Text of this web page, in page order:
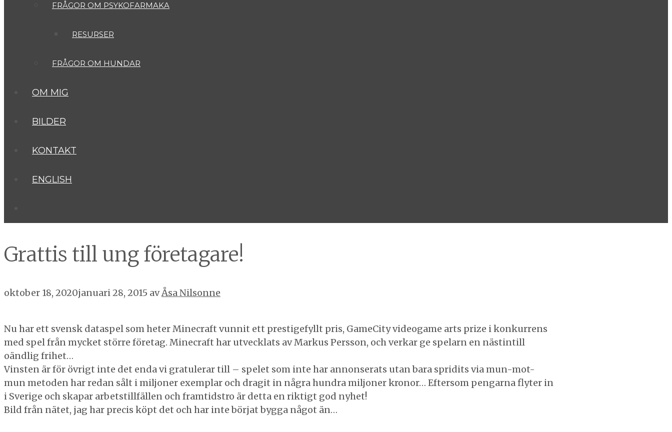
FRÅGOR OM PSYKOFARMAKA
RESURSER
FRÅGOR OM HUNDAR
OM MIG
BILDER
KONTAKT
ENGLISH
Grattis till ung företagare!
oktober 18, 2020januari 28, 2015 avÅsa Nilsonne
Nu har ett svensk dataspel som heter Minecraft vunnit ett prestigefyllt pris, GameCity videogame arts prize i konkurrens
med spel från mycket större företag. Minecraft har utvecklats av Markus Persson, och verkar ge spelarn en nästintill
oändlig frihet…
Vinsten är för övrigt inte det enda vi gratulerar till – spelet som inte har annonserats utan bara spridits via mun-mot-
mun metoden har redan sålt i miljoner exemplar och dragit in några hundra miljoner kronor… Eftersom pengarna flyter in
i Sverige och skapar arbetstillfällen och framtidstro är detta en riktigt god nyhet!
Bild från nätet, jag har precis köpt det och har inte börjat bygga något än…